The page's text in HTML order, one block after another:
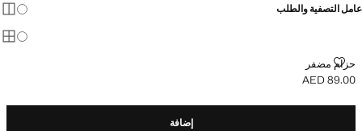
عامل التصفية والطلب
حزام مضفر
حزام مضفر
السعر الحالي [AED 89.00 ]
AED 89.00
إضافة